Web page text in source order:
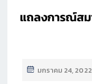
มกราคม 24, 2022